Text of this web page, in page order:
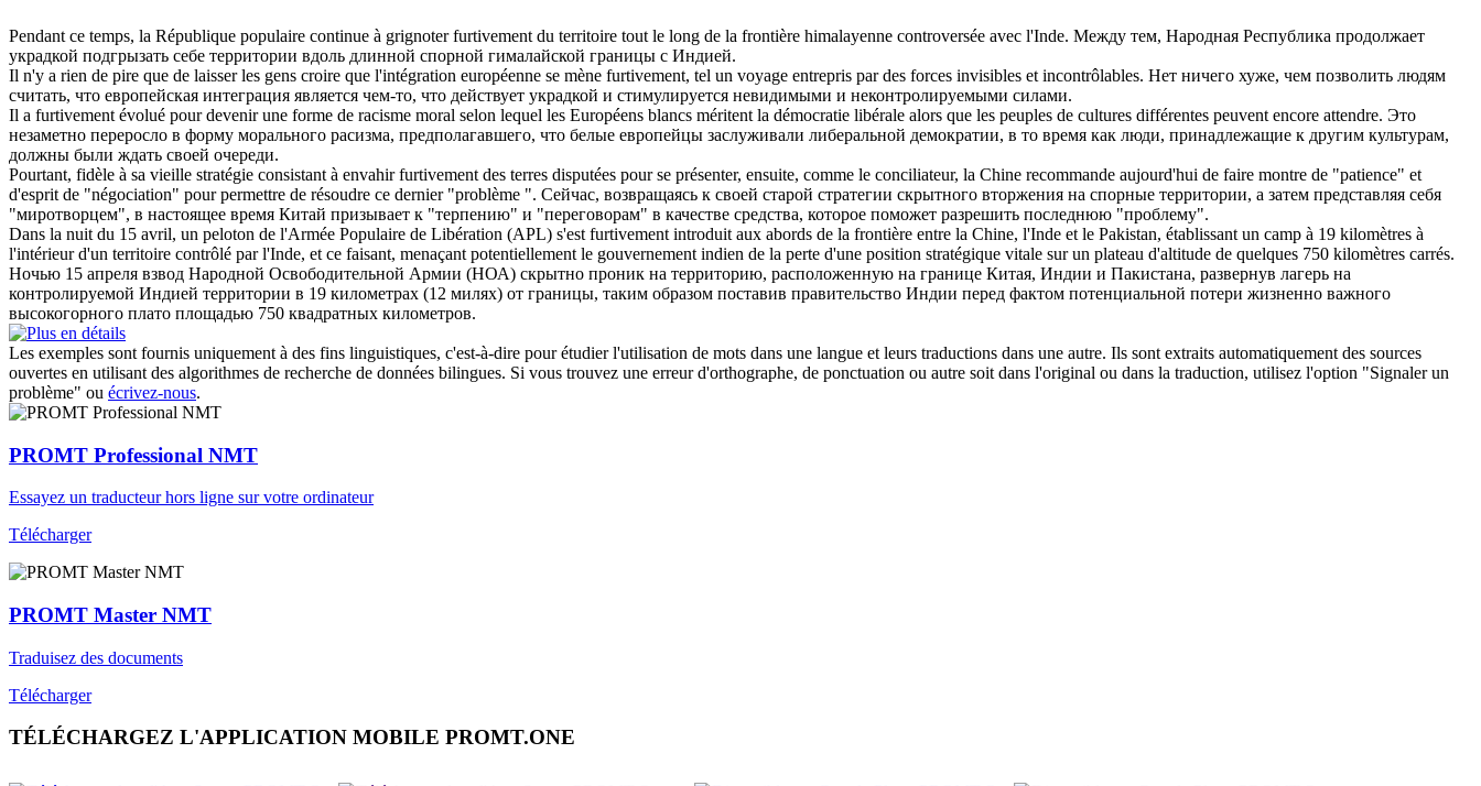
Pendant ce temps, la République populaire continue à grignoterfurtivement du territoire tout le long de la frontière himalayenne controversée avec l'Inde. Между тем, Народная Республика продолжает
украдкой подгрызать себе территории вдоль длинной спорной гималайской границы с Индией.
Il n'y a rien de pire que de laisser les gens croire que l'intégration européenne se mène furtivement, tel un voyage entrepris par des forces invisibles et incontrôlables. Нет ничего хуже, чем позволить людям
считать, что европейская интеграция является чем-то, что действует украдкой и стимулируется невидимыми и неконтролируемыми силами.
Il a furtivement évolué pour devenir une forme de racisme moral selon lequel les Européens blancs méritent la démocratie libérale alors que les peuples de cultures différentes peuvent encore attendre. Это
незаметно переросло в форму морального расизма, предполагавшего, что белые европейцы заслуживали либеральной демократии, в то время как люди, принадлежащие к другим культурам,
должны были ждать своей очереди.
Pourtant, fidèle à sa vieille stratégie consistant à envahirfurtivement des terres disputées pour se présenter, ensuite, comme le conciliateur, la Chine recommande aujourd'hui de faire montre de "patience" et
d'esprit de "négociation" pour permettre de résoudre ce dernier "problème ". Сейчас, возвращаясь к своей старой стратегии скрытного вторжения на спорные территории, а затем представляя себя
"миротворцем", в настоящее время Китай призывает к "терпению" и "переговорам" в качестве средства, которое поможет разрешить последнюю "проблему".
Dans la nuit du 15 avril, un peloton de l'Armée Populaire de Libération (APL) s'est furtivement introduit aux abords de la frontière entre la Chine, l'Inde et le Pakistan, établissant un camp à 19 kilomètres à
l'intérieur d'un territoire contrôlé par l'Inde, et ce faisant, menaçant potentiellement le gouvernement indien de la perte d'une position stratégique vitale sur un plateau d'altitude de quelques 750 kilomètres carrés.
Ночью 15 апреля взвод Народной Освободительной Армии (НОА) скрытно проник на территорию, расположенную на границе Китая, Индии и Пакистана, развернув лагерь на
контролируемой Индией территории в 19 километрах (12 милях) от границы, таким образом поставив правительство Индии перед фактом потенциальной потери жизненно важного
высокогорного плато площадью 750 квадратных километров.
Les exemples sont fournis uniquement à des fins linguistiques, c'est-à-dire pour étudier l'utilisation de mots dans une langue et leurs traductions dans une autre. Ils sont extraits automatiquement des sources
ouvertes en utilisant des algorithmes de recherche de données bilingues. Si vous trouvez une erreur d'orthographe, de ponctuation ou autre soit dans l'original ou dans la traduction, utilisez l'option "Signaler un
problème" ou écrivez-nous.
PROMT Professional NMT
Essayez un traducteur hors ligne sur votre ordinateur
Télécharger
PROMT Master NMT
Traduisez des documents
Télécharger
TÉLÉCHARGEZ L'APPLICATION MOBILE PROMT.ONE